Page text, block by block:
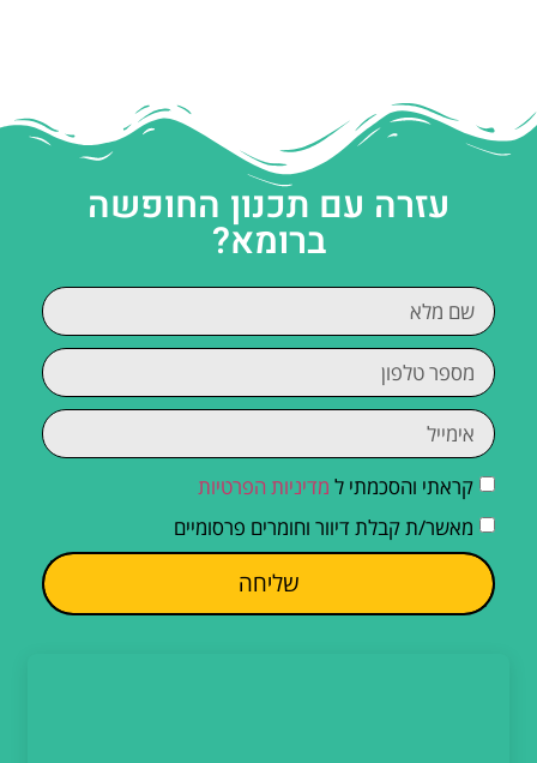
עזרה עם תכנון החופשה
ברומא?
קראתי והסכמתי ל מדיניות הפרטיות
מאשר/ת קבלת דיוור וחומרים פרסומיים
שליחה